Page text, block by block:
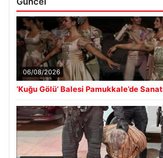
Güncel
06/08/2026
‘Kuğu Gölü’ Balesi Pamukkale’de